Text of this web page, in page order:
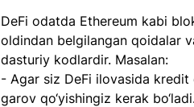
DeFi odatda Ethereum kabi
oldindan belgilangan qoidalar
dasturiy kodlardir. Masalan:
- Agar siz DeFi ilovasida
garov qo‘yishingiz kerak